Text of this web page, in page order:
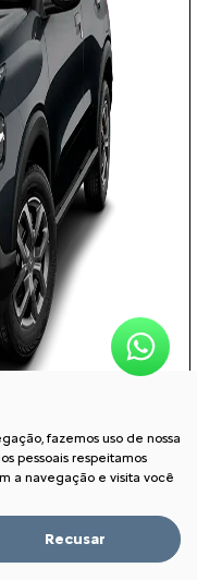
fazemos uso de nossa
pessoais respeitamos
a navegação e visita você
Recusar